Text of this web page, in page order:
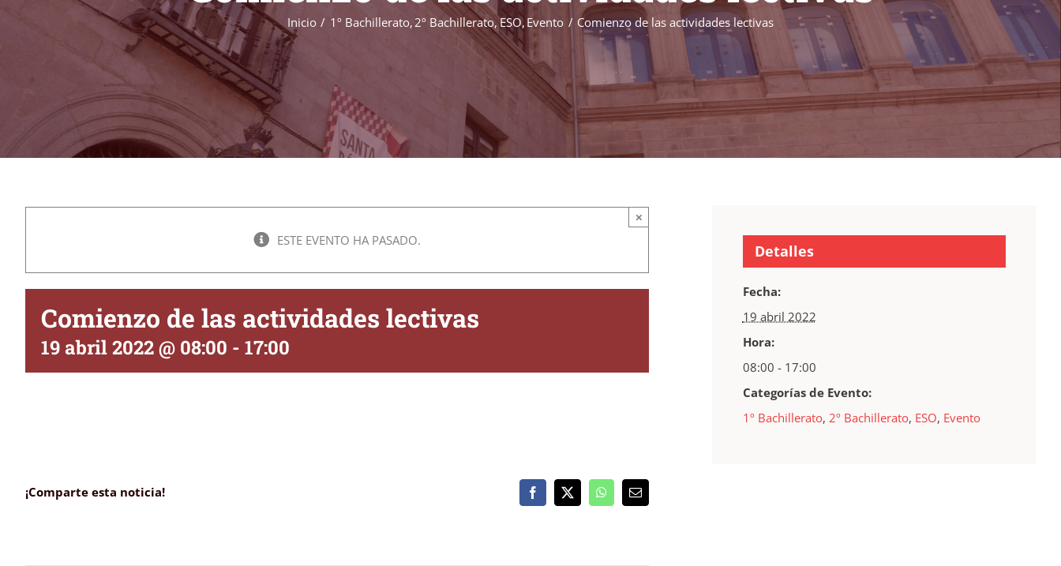
Inicio 1º Bachillerato 2º Bachillerato ESO Evento Comienzo de las actividades lectivas
ESTE EVENTO HA PASADO.
×
Comienzo de las actividades lectivas
19 abril 2022 @ 08:00 - 17:00
¡Comparte esta noticia! Facebook
X WhatsAppCorreo
electrónico
Detalles
Fecha:
19 abril 2022
Hora:
08:00 - 17:00
Categorías de Evento:
1º Bachillerato, 2º Bachillerato, ESO, Evento